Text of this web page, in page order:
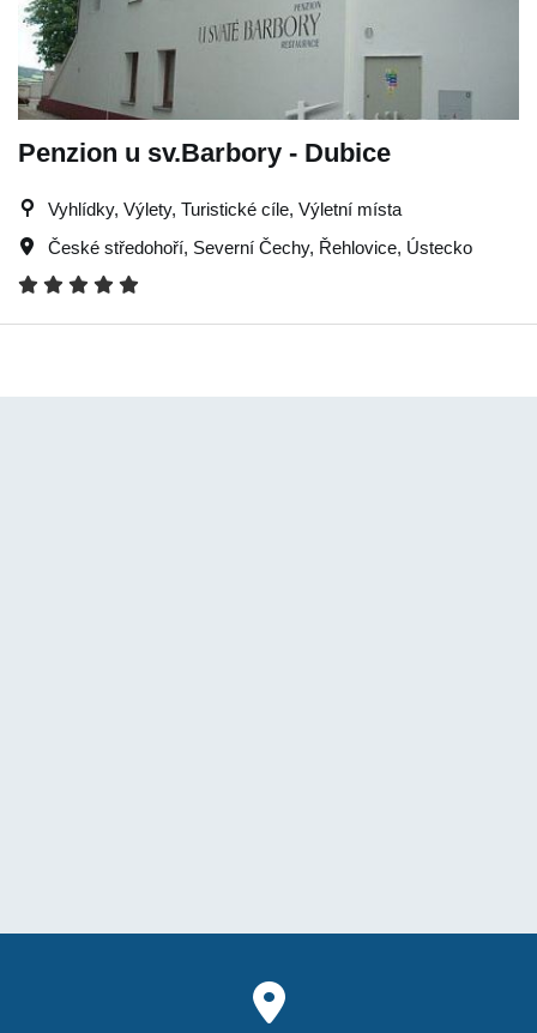
Penzion u sv.Barbory - Dubice
Vyhlídky, Výlety, Turistické cíle, Výletní místa
České středohoří, Severní Čechy, Řehlovice, Ústecko